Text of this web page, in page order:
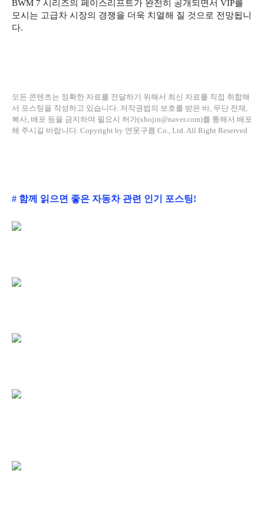
BWM 7 시리즈의 페이스리프트가 완전히 공개되면서 VIP를
모시는 고급차 시장의 경쟁을 더욱 치열해 질 것으로 전망됩니
다.
모든 콘텐츠는 정확한 자료를 전달하기 위해서 최신 자료를 직접 취합해
서 포스팅을 작성하고 있습니다. 저작권법의 보호를 받은 바, 무단 전재,
복사, 배포 등을 금지하며 필요시 허가(xhojin@naver.com)를 통해서 배포
해 주시길 바랍니다. Copyright by 연못구름 Co., Ltd. All Right Reserved
# 함께 읽으면 좋은 자동차 관련 인기 포스팅!